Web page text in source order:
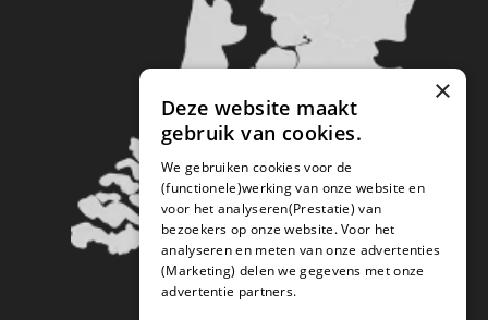
×
Deze website maakt
gebruik van cookies.
We gebruiken cookies voor de
(functionele)werking van onze website en
voor het analyseren(Prestatie) van
bezoekers op onze website. Voor het
analyseren en meten van onze advertenties
(Marketing) delen we gegevens met onze
advertentie partners.